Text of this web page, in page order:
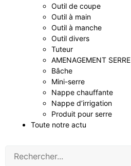
Outil de coupe
Outil à main
Outil à manche
Outil divers
Tuteur
AMENAGEMENT SERRE
Bâche
Mini-serre
Nappe chauffante
Nappe d’irrigation
Produit pour serre
Toute notre actu